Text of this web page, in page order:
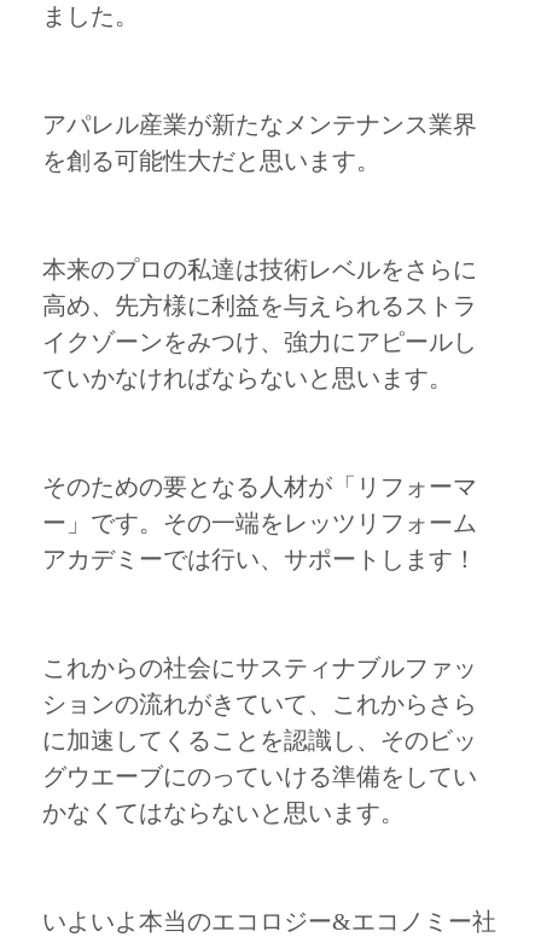
ました。
アパレル産業が新たなメンテナンス業界
を創る可能性大だと思います。
本来のプロの私達は技術レベルをさらに
高め、先方様に利益を与えられるストラ
イクゾーンをみつけ、強力にアピールし
ていかなければならないと思います。
そのための要となる人材が「リフォーマ
ー」です。その一端をレッツリフォーム
アカデミーでは行い、サポートします！
これからの社会にサスティナブルファッ
ションの流れがきていて、これからさら
に加速してくることを認識し、そのビッ
グウエーブにのっていける準備をしてい
かなくてはならないと思います。
いよいよ本当のエコロジー&エコノミー社